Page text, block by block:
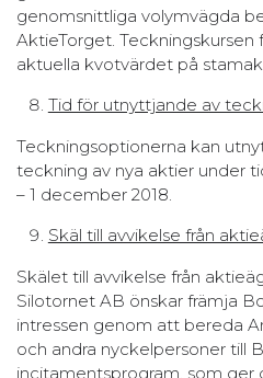
genomsnittliga volymvägda
AktieTorget. Teckningskursen
aktuella kvotvärdet på
Tid för utnyttjande av
Teckningsoptionerna kan
teckning av nya aktier under
– 1 december 2018.
Skäl till avvikelse från
Skälet till avvikelse från
Silotornet AB önskar främja
intressen genom att bereda
och andra nyckelpersoner till
incitamentsprogram, som